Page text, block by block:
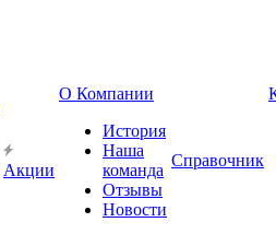
Акции
О Компании
История
Наша
команда
Отзывы
Новости
Справочник